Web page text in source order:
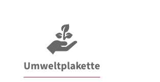
Umweltplakette